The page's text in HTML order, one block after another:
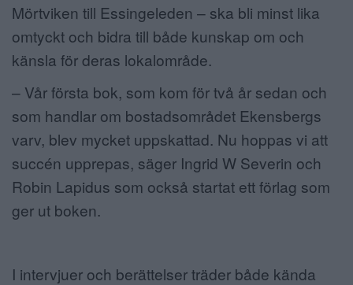
Mörtviken till Essingeleden – ska bli minst lika
omtyckt och bidra till både kunskap om och
känsla för deras lokalområde.
– Vår första bok, som kom för två år sedan och
som handlar om bostadsområdet Ekensbergs
varv, blev mycket uppskattad. Nu hoppas vi att
succén upprepas, säger Ingrid W Severin och
Robin Lapidus som också startat ett förlag som
ger ut boken.
I intervjuer och berättelser träder både kända